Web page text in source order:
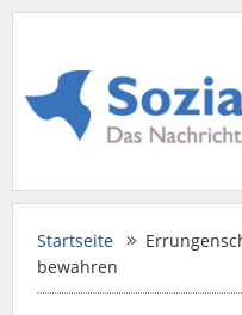
Startseite
bewahren